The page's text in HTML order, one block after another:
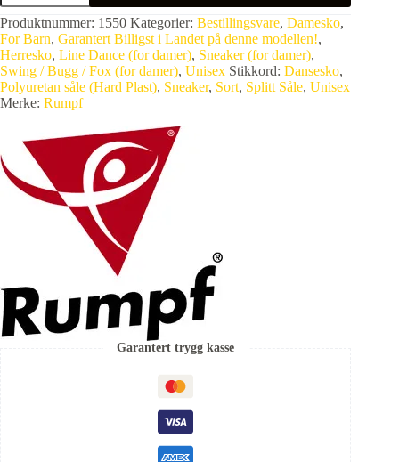
Produktnummer: 1550 Kategorier: Bestillingsvare, Damesko,
For Barn, Garantert Billigst i Landet på denne modellen!,
Herresko, Line Dance (for damer), Sneaker (for damer),
Swing / Bugg / Fox (for damer), Unisex Stikkord: Dansesko,
Polyuretan såle (Hard Plast), Sneaker, Sort, Splitt Såle, Unisex
Merke: Rumpf
Garantert trygg kasse